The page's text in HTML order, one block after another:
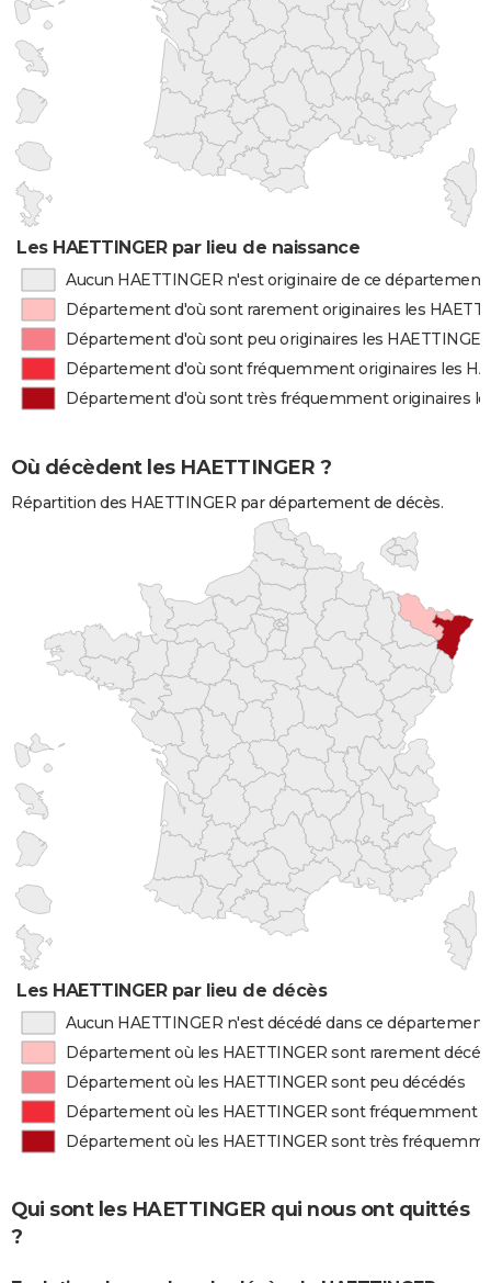
Les HAETTINGER par lieu de naissance
Aucun HAETTINGER n'est originaire de ce département
Département d'où sont rarement originaires les
Département d'où sont peu originaires les
Département d'où sont fréquemment originaires les
Département d'où sont très fréquemment originaires
Où décèdent les HAETTINGER ?
Répartition des HAETTINGER par département de décès.
Les HAETTINGER par lieu de décès
Aucun HAETTINGER n'est décédé dans ce département
Département où les HAETTINGER sont rarement
Département où les HAETTINGER sont peu décédés
Département où les HAETTINGER sont fréquemment
Département où les HAETTINGER sont très
Qui sont les HAETTINGER qui nous ont quittés
?